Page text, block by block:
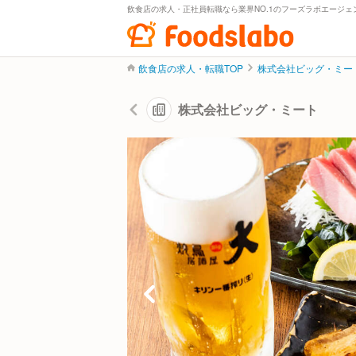
飲食店の求人・正社員転職なら業界NO.1のフーズラボエージェ
飲食店の求人・転職TOP 株式会社ビッグ・ミー
株式会社ビッグ・ミート